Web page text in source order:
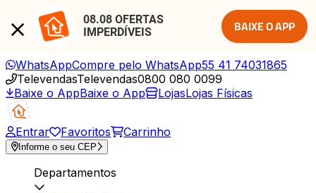
08.08 OFERTAS
IMPERDÍVEIS
BAIXE O APP
WhatsAppCompre pelo WhatsApp55 41 74031865
TelevendasTelevendas0800 080 0099
Baixe o AppBaixe o App LojasLojas Físicas
Entrar Favoritos Carrinho
Informe o seu CEP
Departamentos